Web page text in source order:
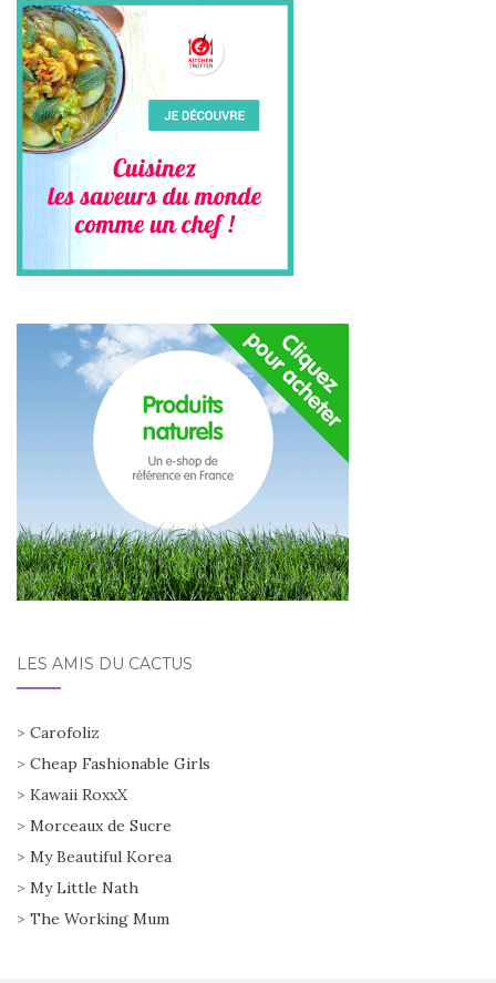
LES AMIS DU CACTUS
> Carofoliz
> Cheap Fashionable Girls
> Kawaii RoxxX
> Morceaux de Sucre
> My Beautiful Korea
> My Little Nath
> The Working Mum